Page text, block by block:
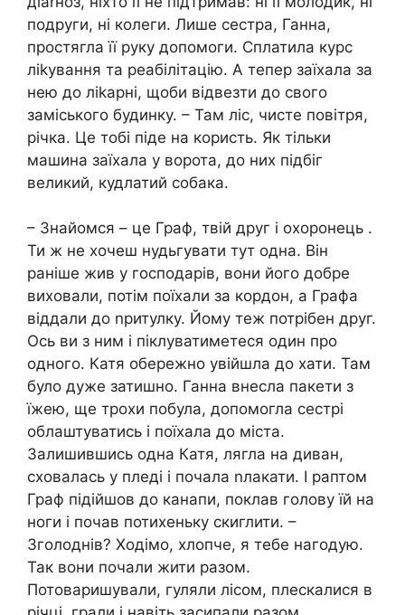
подруги, ні колеги. Лише сестра, Ганна,
простягла її руку допомоги. Сплатила курс
ліkування та реабілітацію. А тепер заїхала за
нею до ліkарні, щоби відвезти до свого
заміського будинку. – Там ліс, чисте повітря,
річка. Це тобі піде на користь. Як тільки
машина заїхала у ворота, до них підбіг
великий, кудлатий собака.
– Знайомся – це Граф, твій друг і охоронець .
Ти ж не хочеш нудьгувати тут одна. Він
раніше жив у господарів, вони його добре
виховали, потім поїхали за кордон, а Графа
віддали до nритулку. Йому теж потрібен друг.
Ось ви з ним і піклуватиметеся один про
одного. Катя обережно увійшла до хати. Там
було дуже затишно. Ганна внесла пакети з
їжею, ще трохи побула, допомогла сестрі
облаштуватись і поїхала до міста.
Залишившись одна Катя, лягла на диван,
сховалась у пледі і почала nлакати. І раптом
Граф підійшов до канапи, поклав голову їй на
ноги і почав потихеньку скиглити. –
Зголоднів? Ходімо, хлопче, я тебе нагодую.
Так вони почали жити разом.
Потоваришували, гуляли лісом, плескалися в